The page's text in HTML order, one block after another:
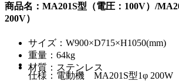
商品名：MA201S型（電圧：100V）/
200V）
サイズ：W900×D715×H1050(mm)
重量：64kg
材質：ステンレス
仕様：電動機 MA201S型1φ